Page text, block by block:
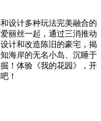
设计多种玩法完美融合的
丽丝一起，通过三消推动
计和改造陈旧的豪宅，揭
海岸的无名小岛、沉睡于
！体验《我的花园》，开
！